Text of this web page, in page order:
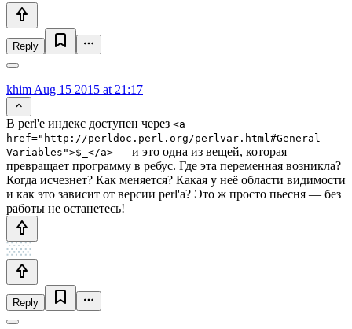
Reply
khim Aug 15 2015 at 21:17
В perl'е индекс доступен через <a
href="http://perldoc.perl.org/perlvar.html#General-
Variables">$_</a> — и это одна из вещей, которая
превращает программу в ребус. Где эта переменная возникла?
Когда исчезнет? Как меняется? Какая у неё области видимости
и как это зависит от версии perl'а? Это ж просто пьесня — без
работы не останетесь!
Reply